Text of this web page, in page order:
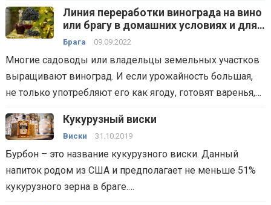
Линия переработки винограда на вино
или брагу в домашних условиях и для
малых производств — технологии,
Брага 09.09.2022
Многие садоводы или владельцы земельных участков
выращивают виноград. И если урожайность большая,
не только употребляют его как ягоду, готовят варенья,…
Кукурузный виски
Виски 31.10.2019
Бурбон – это название кукурузного виски. Данный
напиток родом из США и предполагает не меньше 51%
кукурузного зерна в браге.…